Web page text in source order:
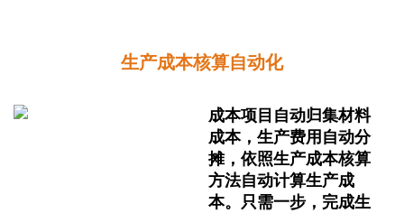
生产成本核算自动化
成本项目自动归集材料
成本，生产费用自动分
摊，依照生产成本核算
方法自动计算生产成
本。只需一步，完成生